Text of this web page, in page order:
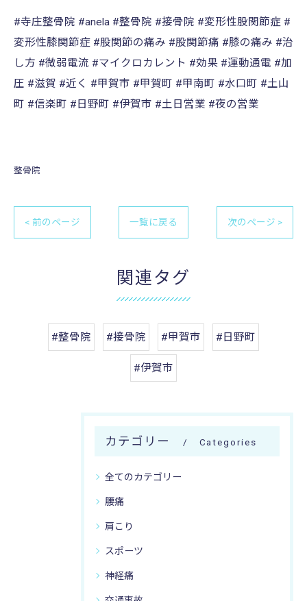
#寺庄整骨院 #anela #整骨院 #接骨院 #変形性股関節症 #
変形性膝関節症 #股関節の痛み #股関節痛 #膝の痛み #治
し方 #微弱電流 #マイクロカレント #効果 #運動通電 #加
圧 #滋賀 #近く #甲賀市 #甲賀町 #甲南町 #水口町 #土山
町 #信楽町 #日野町 #伊賀市 #土日営業 #夜の営業
整骨院
< 前のページ 一覧に戻る 次のページ >
関連タグ
#整骨院 #接骨院 #甲賀市 #日野町
#伊賀市
カテゴリー Categories
全てのカテゴリー
腰痛
肩こり
スポーツ
神経痛